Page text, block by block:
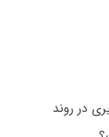
در روند